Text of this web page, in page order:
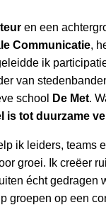
en een
Communicatie,
ik
van
school
De Met.
is tot duurzame
ik leiders, teams
groei. Ik creëer
écht gedragen
groepen op een